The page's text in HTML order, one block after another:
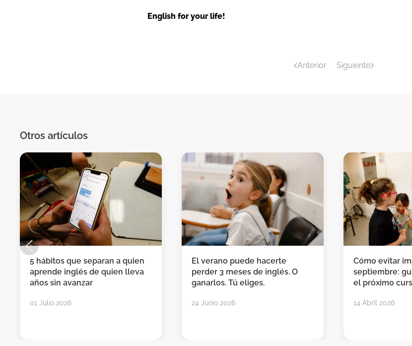
English for your life!
Anterior Siguiente
Otros artículos
5 hábitos que separan a quien
aprende inglés de quien lleva
años sin avanzar
01 Julio 2026
El verano puede hacerte
perder 3 meses de inglés. O
ganarlos. Tú eliges.
24 Junio 2026
Cómo evitar
septiembre:
el próximo
14 Abril 2026